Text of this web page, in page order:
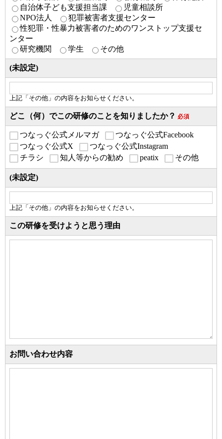
自治体子ども支援担当課
児童相談所
NPO法人
犯罪被害者支援センター
性犯罪・性暴力被害者のためのワンストップ支援セ
ンター
研究機関
学生 その他
(未設定)
上記「その他」の内容をお知らせください。
どこ（何）でこの研修のことを知りましたか？ 必須
つなっぐ公式メルマガ
つなっぐ公式Facebook
つなっぐ公式X
つなっぐ公式Instagram
チラシ
知人等からの勧め peatix その他
(未設定)
上記「その他」の内容をお知らせください。
この研修を受けようと思う理由
お問い合わせ内容